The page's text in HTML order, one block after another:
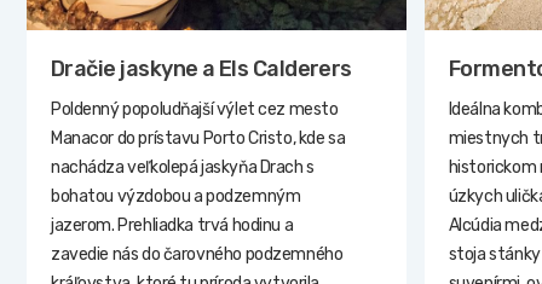
Dračie jaskyne a Els Calderers
Poldenný popoludňajší výlet cez mesto
Manacor do prístavu Porto Cristo, kde sa
nachádza veľkolepá jaskyňa Drach s
bohatou výzdobou a podzemným
jazerom. Prehliadka trvá hodinu a
zavedie nás do čarovného podzemného
Ideálna
miestnych
historickom
úzkych
Alcúdia
stoja